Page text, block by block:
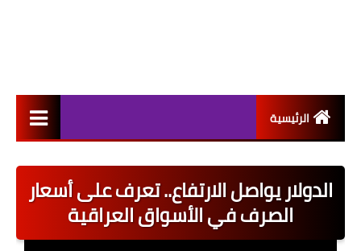
الرئيسية
اخبار القطاع العام
اخبار القطاع الخاص
الدولار يواصل الارتفاع.. تعرف على أسعار
الصرف في الأسواق العراقية